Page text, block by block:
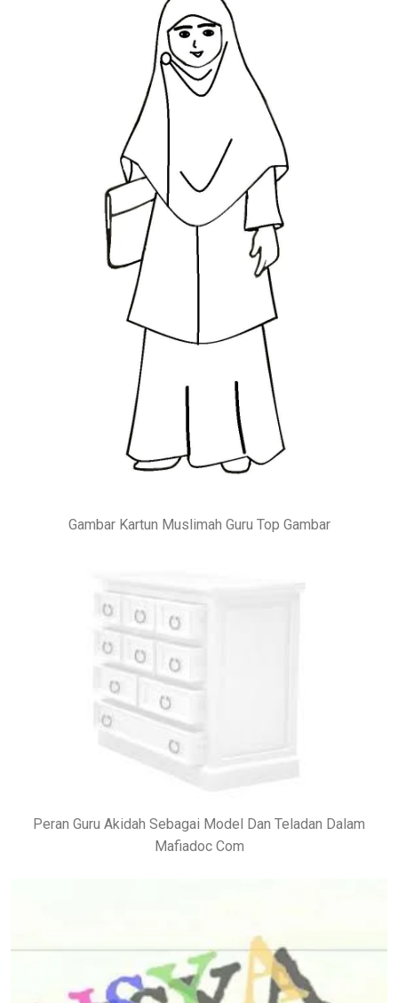
Gambar Kartun Muslimah Guru Top Gambar
Peran Guru Akidah Sebagai Model Dan Teladan Dalam
Mafiadoc Com